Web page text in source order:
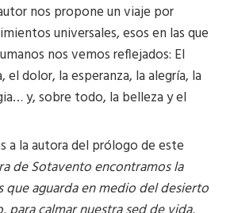
nos propone un viaje por
universales, esos en las que
nos vemos reflejados: El
dolor, la esperanza, la alegría, la
y, sobre todo, la belleza y el
a la autora del prólogo de este
de Sotavento encontramos la
que aguarda en medio del desierto